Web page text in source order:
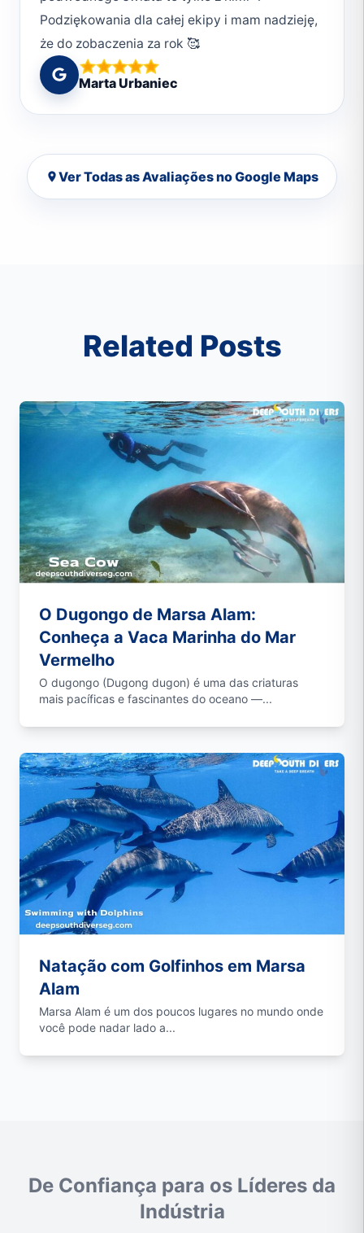
Podziękowania dla całej ekipy i mam nadzieję,
że do zobaczenia za rok 🥰
Marta Urbaniec
Ver Todas as Avaliações no Google Maps
Related Posts
O Dugongo de Marsa Alam:
Conheça a Vaca Marinha do Mar
Vermelho
O dugongo (Dugong dugon) é uma das criaturas
mais pacíficas e fascinantes do oceano —...
Natação com Golfinhos em Marsa
Alam
Marsa Alam é um dos poucos lugares no mundo onde
você pode nadar lado a...
De Confiança para os Líderes da
Indústria